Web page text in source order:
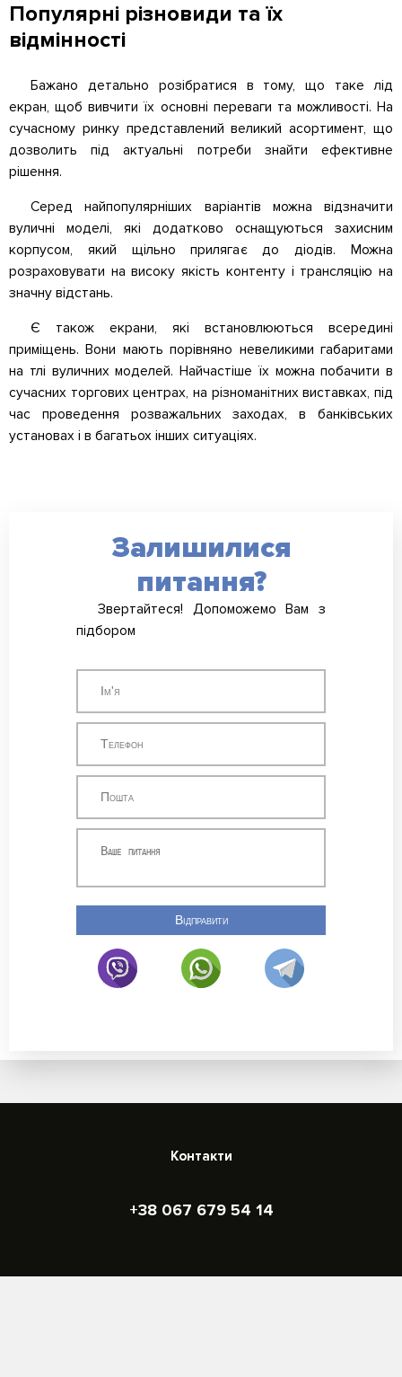
Популярні різновиди та їх
відмінності
Бажано детально розібратися в тому, що таке лід
екран, щоб вивчити їх основні переваги та можливості. На
сучасному ринку представлений великий асортимент, що
дозволить під актуальні потреби знайти ефективне
рішення.
Серед найпопулярніших варіантів можна відзначити
вуличні моделі, які додатково оснащуються захисним
корпусом, який щільно прилягає до діодів. Можна
розраховувати на високу якість контенту і трансляцію на
значну відстань.
Є також екрани, які встановлюються всередині
приміщень. Вони мають порівняно невеликими габаритами
на тлі вуличних моделей. Найчастіше їх можна побачити в
сучасних торгових центрах, на різноманітних виставках, під
час проведення розважальних заходах, в банківських
установах і в багатьох інших ситуаціях.
Залишилися
питання?
Звертайтеся! Допоможемо Вам з
підбором
Відправити
Контакти
+38 067 679 54 14